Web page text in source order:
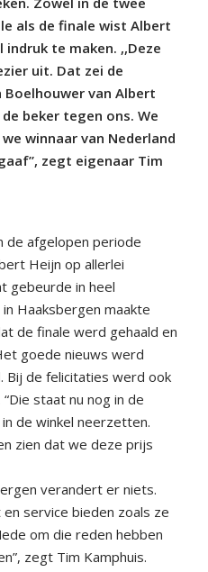
als de finale wist Albert
indruk te maken. ,,Deze
uit. Dat zei de
van Albert
beker tegen ons. We
winnaar van Nederland
zegt eigenaar Tim
de afgelopen periode
Heijn op allerlei
gebeurde in heel
Haaksbergen maakte
de finale werd gehaald en
goede nieuws werd
Bij de felicitaties werd ook
staat nu nog in de
de winkel neerzetten.
zien dat we deze prijs
verandert er niets.
service bieden zoals ze
om die reden hebben
zegt Tim Kamphuis.